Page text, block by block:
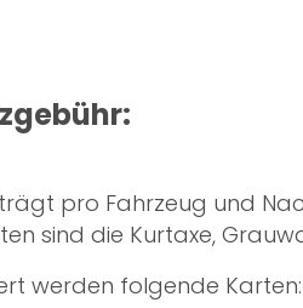
pro Fahrzeug und
sind die Kurtaxe,
werden folgende